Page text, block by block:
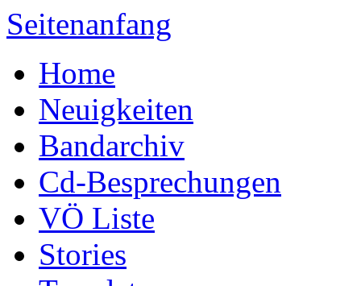
Seitenanfang
Home
Neuigkeiten
Bandarchiv
Cd-Besprechungen
VÖ Liste
Stories